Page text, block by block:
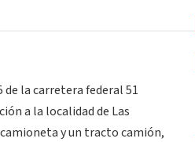
la carretera federal 51
a la localidad de Las
y un tracto camión,